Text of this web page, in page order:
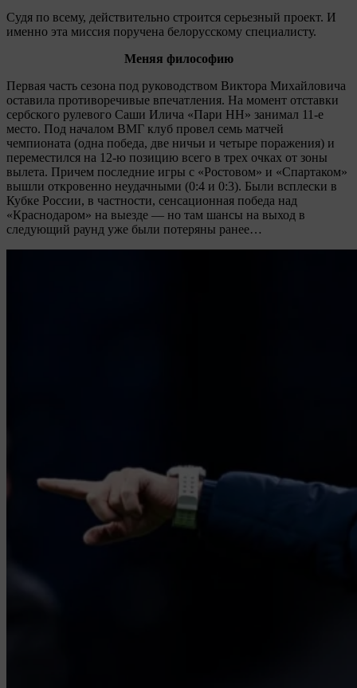
Судя по всему, действительно строится серьезный проект. И
именно эта миссия поручена белорусскому специалисту.
Меняя философию
Первая часть сезона под руководством Виктора Михайловича
оставила противоречивые впечатления. На момент отставки
сербского рулевого Саши Илича «Пари НН» занимал 11-е
место. Под началом ВМГ клуб провел семь матчей
чемпионата (одна победа, две ничьи и четыре поражения) и
переместился на 12-ю позицию всего в трех очках от зоны
вылета. Причем последние игры с «Ростовом» и «Спартаком»
вышли откровенно неудачными (0:4 и 0:3). Были всплески в
Кубке России, в частности, сенсационная победа над
«Краснодаром» на выезде — но там шансы на выход в
следующий раунд уже были потеряны ранее…